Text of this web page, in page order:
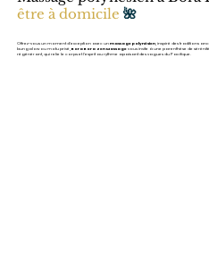
être à domicile🌺
Offrez-vous un moment d’exception avec unmassage polynésien , inspiré des traditions
bungalow ou motu privé,Bora Bora Zen Massage vous invite à une parenthèse de
régénérant, qui relie le corps et l’esprit au rythme apaisant des vagues du Pacifique.